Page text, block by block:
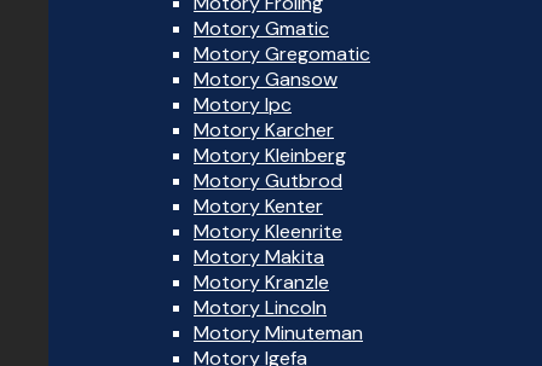
Motory Gmatic
Motory Gregomatic
Motory Gansow
Motory Ipc
Motory Karcher
Motory Kleinberg
Motory Gutbrod
Motory Kenter
Motory Kleenrite
Motory Makita
Motory Kranzle
Motory Lincoln
Motory Minuteman
Motory Igefa